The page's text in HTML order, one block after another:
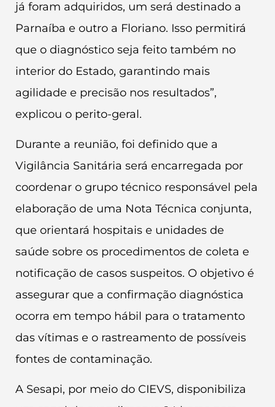
já foram adquiridos, um será destinado a
Parnaíba e outro a Floriano. Isso permitirá
que o diagnóstico seja feito também no
interior do Estado, garantindo mais
agilidade e precisão nos resultados”,
explicou o perito-geral.
Durante a reunião, foi definido que a
Vigilância Sanitária será encarregada por
coordenar o grupo técnico responsável pela
elaboração de uma Nota Técnica conjunta,
que orientará hospitais e unidades de
saúde sobre os procedimentos de coleta e
notificação de casos suspeitos. O objetivo é
assegurar que a confirmação diagnóstica
ocorra em tempo hábil para o tratamento
das vítimas e o rastreamento de possíveis
fontes de contaminação.
A Sesapi, por meio do CIEVS, disponibiliza